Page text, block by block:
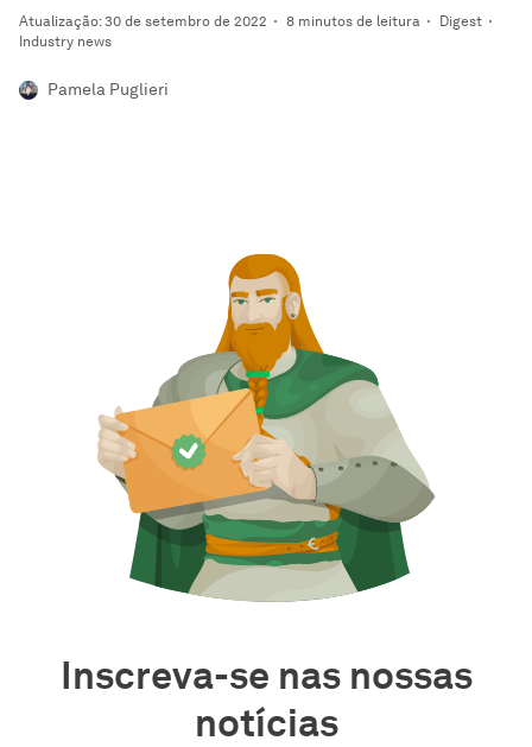
Atualização: 30 de setembro de 2022 8 minutos de leitura
Digest
Industry news
Pamela Puglieri
Inscreva-se nas nossas
notícias